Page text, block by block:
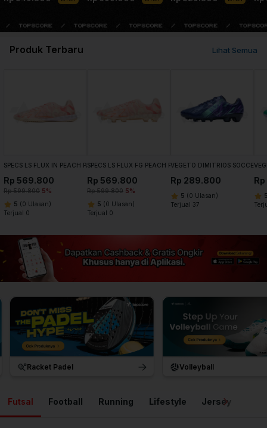
Lihat Semua
Produk Terbaru
SPECS LS FLUX IN PEACH PARFAIT ECRU
Rp 569.800
Rp 599.800 5%
5 (0 Ulasan)
Terjual 0
SPECS LS FLUX FG PEACH PARFAIT ECRU
Rp 569.800
Rp 599.800 5%
5 (0 Ulasan)
Terjual 0
VEGETO DIMITRIOS SOCCER
Rp 289.800
5 (0 Ulasan)
Terjual 37
Volleyball Basketball
Futsal Football Running Lifestyle Jersey